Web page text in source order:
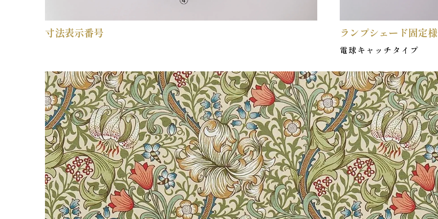
寸法表示番号 ランプシェード固定
電球キャッチタイプ